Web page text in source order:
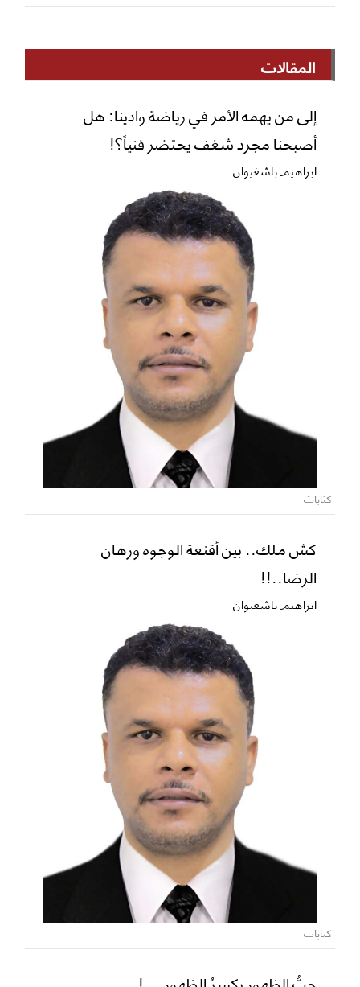
المقالات
إلى من يهمه الأمر في رياضة وادينا: هل
أصبحنا مجرد شغف يحتضر فنياً؟!
ابراهيم باشغيوان
كتابات
كش ملك.. بين أقنعة الوجوه ورهان
الرضا..!!
ابراهيم باشغيوان
كتابات